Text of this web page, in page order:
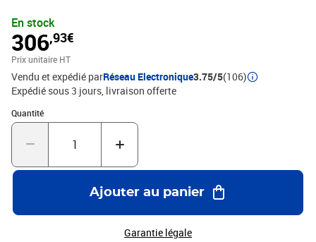
En stock
306,93€
Prix unitaire HT
Vendu et expédié parRéseau Electronique3.75/5(106)
Expédié sous 3 jours livraison offerte
Quantité
Quantité : 1
Ajouter au panier
Garantie légale